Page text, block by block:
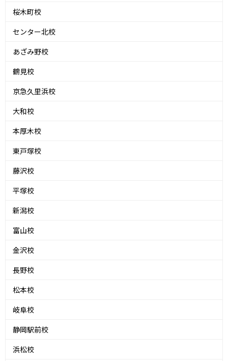
桜木町校
センター北校
あざみ野校
鶴見校
京急久里浜校
大和校
本厚木校
東戸塚校
藤沢校
平塚校
新潟校
富山校
金沢校
長野校
松本校
岐阜校
静岡駅前校
浜松校